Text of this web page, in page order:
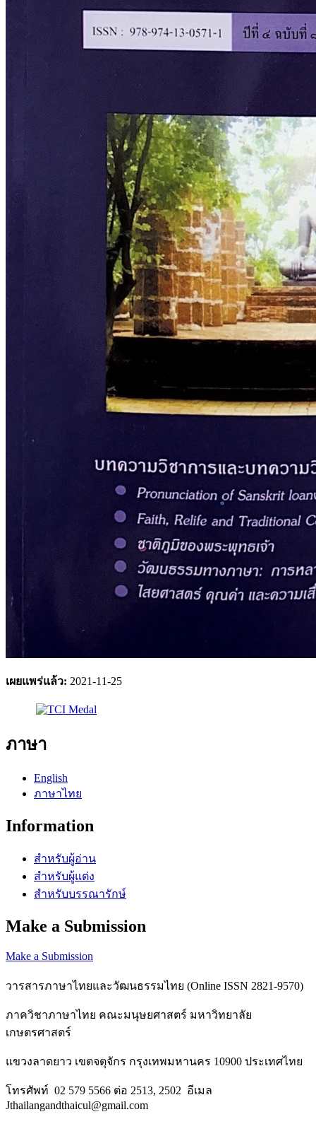
เผยแพร่แล้ว: 2021-11-25
ภาษา
English
ภาษาไทย
Information
สำหรับผู้อ่าน
สำหรับผู้แต่ง
สำหรับบรรณารักษ์
Make a Submission
Make a Submission
วารสารภาษาไทยและวัฒนธรรมไทย (Online ISSN 2821-9570)
ภาควิชาภาษาไทย คณะมนุษยศาสตร์ มหาวิทยาลัย
เกษตรศาสตร์
แขวงลาดยาว เขตจตุจักร กรุงเทพมหานคร 10900 ประเทศไทย
โทรศัพท์ 02 579 5566 ต่อ 2513, 2502 อีเมล
Jthailangandthaicul@gmail.com